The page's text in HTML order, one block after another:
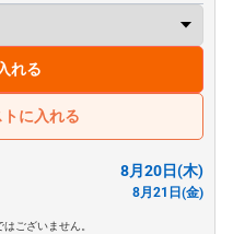
れる
に入れる
8月20日(木)
8月21日(金)
ございません。